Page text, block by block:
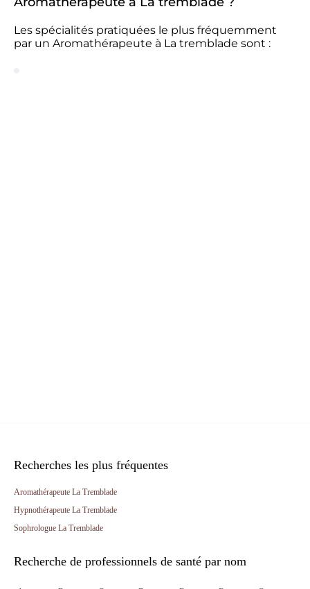
Les spécialités pratiquées le plus fréquemment
par un Aromathérapeute à La tremblade sont :
Recherches les plus fréquentes
Aromathérapeute La Tremblade
Hypnothérapeute La Tremblade
Sophrologue La Tremblade
Recherche de professionnels de santé par nom